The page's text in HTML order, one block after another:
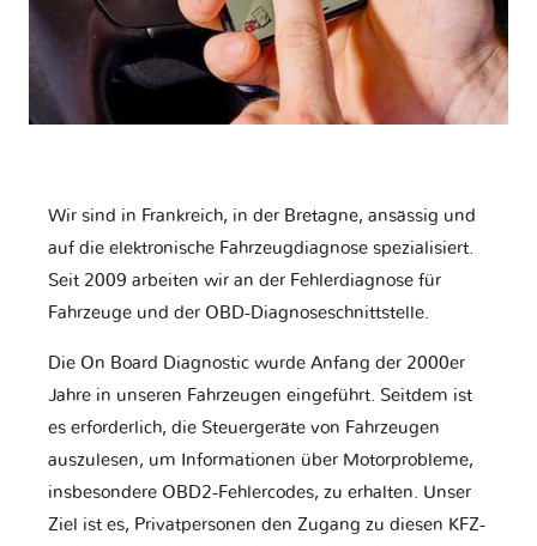
Wir sind in Frankreich, in der Bretagne, ansässig und
auf die elektronische Fahrzeugdiagnose spezialisiert.
Seit 2009 arbeiten wir an der Fehlerdiagnose für
Fahrzeuge und der OBD-Diagnoseschnittstelle.
Die On Board Diagnostic wurde Anfang der 2000er
Jahre in unseren Fahrzeugen eingeführt. Seitdem ist
es erforderlich, die Steuergeräte von Fahrzeugen
auszulesen, um Informationen über Motorprobleme,
insbesondere OBD2-Fehlercodes, zu erhalten. Unser
Ziel ist es, Privatpersonen den Zugang zu diesen KFZ-